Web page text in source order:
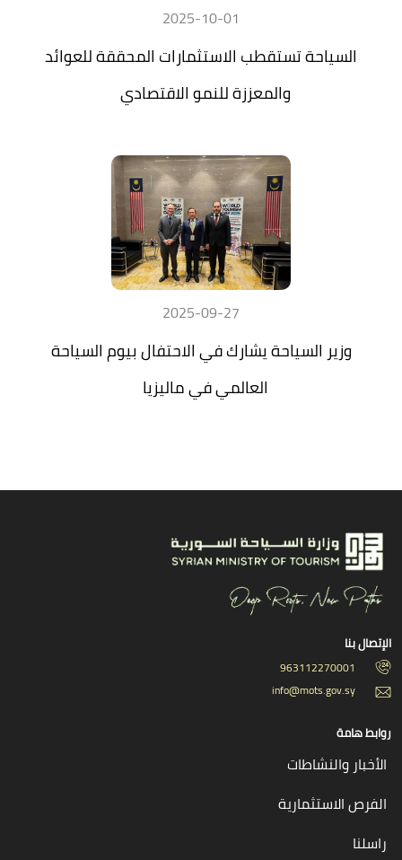
2025-10-01
السياحة تستقطب الاستثمارات المحققة للعوائد
والمعززة للنمو الاقتصادي
2025-09-27
وزير السياحة يشارك في الاحتفال بيوم السياحة
العالمي في ماليزيا
الإتصال بنا
963112270001
info@mots.gov.sy
روابط هامة
الأخبار والنشاطات
الفرص الاستثمارية
راسلنا